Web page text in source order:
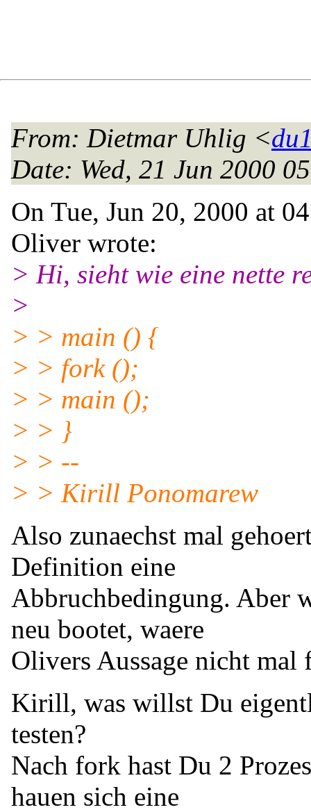
From: Dietmar Uhlig <
Date: Wed, 21 Jun 2000
On Tue, Jun 20, 2000 at
Oliver wrote:
> Hi, sieht wie eine nette
>
> > main () {
> > fork ();
> > main ();
> > }
> > --
> > Kirill Ponomarew
Also zunaechst mal
Definition eine
Abbruchbedingung. Aber
neu bootet, waere
Olivers Aussage nicht mal
Kirill, was willst Du
testen?
Nach fork hast Du 2
hauen sich eine